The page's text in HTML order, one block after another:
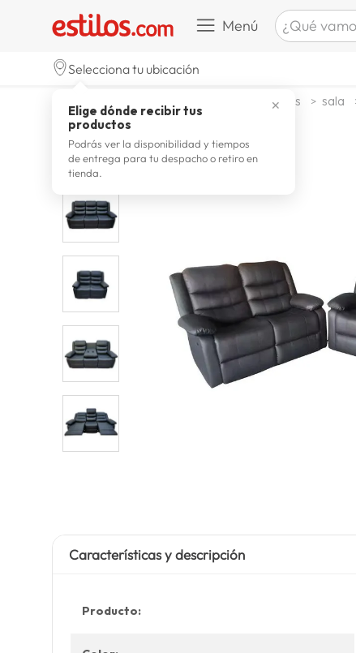
Menú ¿Qué vamos a
8
9. cocina
10.
Selecciona tu ubicación
✕
Elige dónde recibir tus
productos
Podrás ver la disponibilidad y tiempos
de entrega para tu despacho o retiro en
tienda.
muebles sala
Características y descripción
Producto: